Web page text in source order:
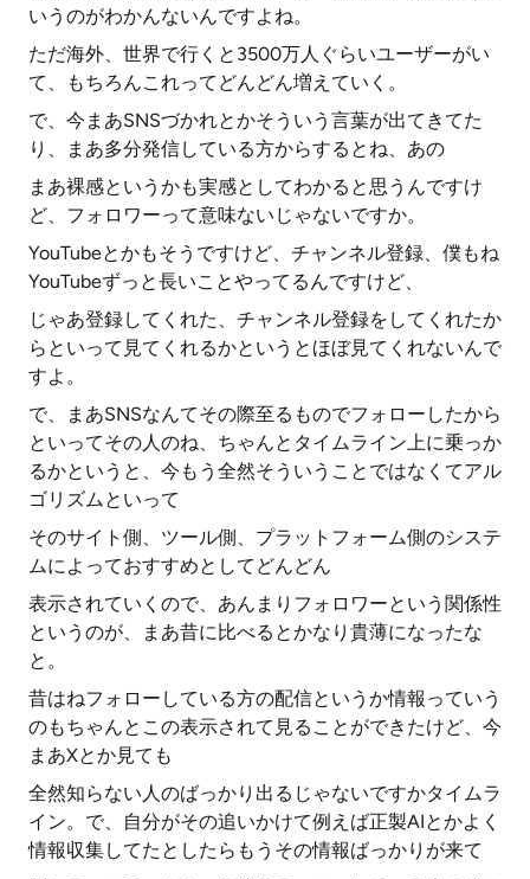
いうのがわかんないんですよね。
ただ海外、世界で行くと3500万人ぐらいユーザーがい
て、もちろんこれってどんどん増えていく。
で、今まあSNSづかれとかそういう言葉が出てきてた
り、まあ多分発信している方からするとね、あの
まあ裸感というかも実感としてわかると思うんですけ
ど、フォロワーって意味ないじゃないですか。
YouTubeとかもそうですけど、チャンネル登録、僕もね
YouTubeずっと長いことやってるんですけど、
じゃあ登録してくれた、チャンネル登録をしてくれたか
らといって見てくれるかというとほぼ見てくれないんで
すよ。
で、まあSNSなんてその際至るものでフォローしたから
といってその人のね、ちゃんとタイムライン上に乗っか
るかというと、今もう全然そういうことではなくてアル
ゴリズムといって
そのサイト側、ツール側、プラットフォーム側のシステ
ムによっておすすめとしてどんどん
表示されていくので、あんまりフォロワーという関係性
というのが、まあ昔に比べるとかなり貴薄になったな
と。
昔はねフォローしている方の配信というか情報っていう
のもちゃんとこの表示されて見ることができたけど、今
まあXとか見ても
全然知らない人のばっかり出るじゃないですかタイムラ
イン。で、自分がその追いかけて例えば正製AIとかよく
情報収集してたとしたらもうその情報ばっかりが来て